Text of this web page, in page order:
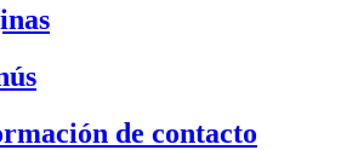
de contacto